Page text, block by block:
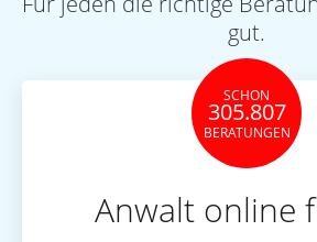
gut.
SCHON
305.807
BERATUNGEN
Anwalt online